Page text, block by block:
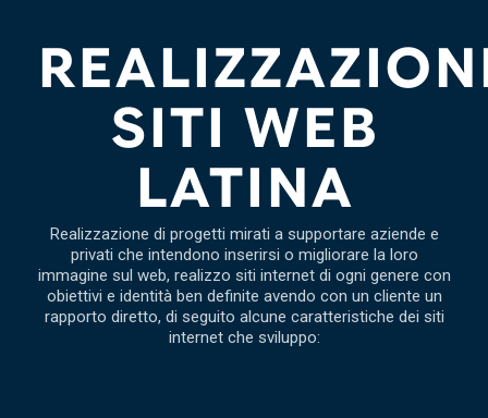
SITI WEB
LATINA
Realizzazione di progetti mirati a supportare aziende e
privati che intendono inserirsi o migliorare la loro
immagine sul web, realizzo siti internet di ogni genere con
obiettivi e identità ben definite avendo con un cliente un
rapporto diretto, di seguito alcune caratteristiche dei siti
internet che sviluppo: